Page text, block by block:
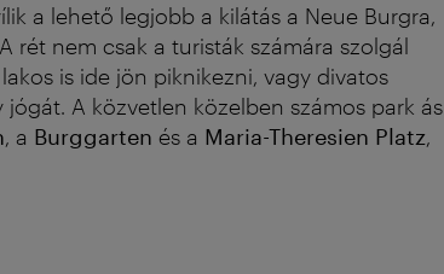
a lehető legjobb a kilátás a Neue Burgra,
rét nem csak a turisták számára szolgál
is ide jön piknikezni, vagy divatos
A közvetlen közelben számos park ás
, a Burggarten és a Maria-Theresien Platz,